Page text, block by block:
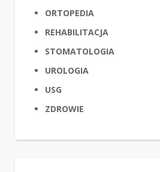
ORTOPEDIA
REHABILITACJA
STOMATOLOGIA
UROLOGIA
USG
ZDROWIE